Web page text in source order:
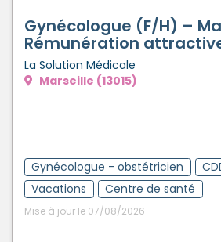
Gynécologue (F/H) –
Rémunération
La Solution Médicale
Marseille (13015)
Gynécologue - obstétricien
Vacations
Centre de santé
Mise à jour le 07/08/2026